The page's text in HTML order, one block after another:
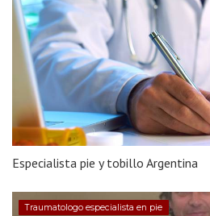
Especialista pie y tobillo Argentina
Traumatologo especialista en pie